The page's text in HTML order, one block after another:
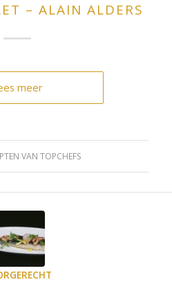
– ALAIN ALDERS
meer
VAN TOPCHEFS